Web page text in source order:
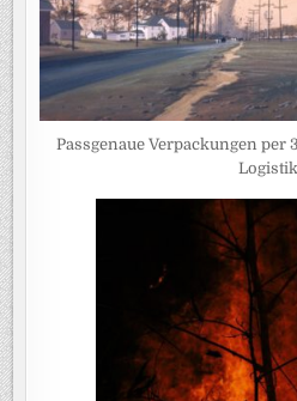
Passgenaue Verpackungen
Logistik